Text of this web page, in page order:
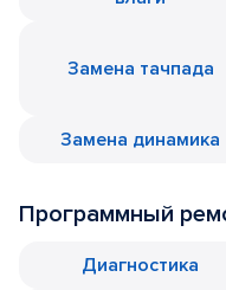
Замена тачпада
Замена динамика
Программный
Диагностика